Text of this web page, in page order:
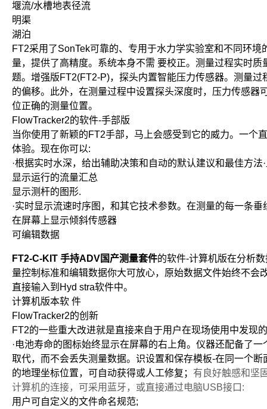
堰流/水槽地表径流
明渠
湖泊
FT2采用了SonTek可靠的、专用于水力学实验室和不同环
量，提供了高精度。系统本身不需 要校正。测量过程实时
题。增强版FT2(FT2-P)，探头内置智能压力传感器。测量
的偏移。此外，在测量过程中设置探头深度时，压力传感
位正确的测量位置。
FlowTracker2的软件-手部版
当你使用了新颖的FT2手部，马上会感受到它的威力。一个
体验。现在你可以:
·根据实时水深，给出辅助决策和自动的默认建议和最佳方
显示运行的流量汇总
显示测杆的图形.
·实时显示流速时序图，和其它技术参数。在测量的每一条
在屏幕上显示倾斜传感器
可编辑数据
FT2-C-KIT 手持ADV国产测量套件的软件-计算机版在分析
量控制标准和编辑数据你大可放心，原始数据文件始终不
直接输入到Hyd stra软件中。
计算机版本软 件
FlowTracker2的创新
FT2的一些重大改进就是直接来自于用户在现场使用中发现
·电池寿命的图标始终显示在屏幕的右上角。仪器还配备了
取代，而不会丢失测量数据。识设置和保存模板-在同一个
的地理坐标位置，可自动获得或人工修复； 有良好触感和坚
计算机的连接，可采用蓝牙，或直接通过电脑USB接口:
用户可自定义的文件命名规范;